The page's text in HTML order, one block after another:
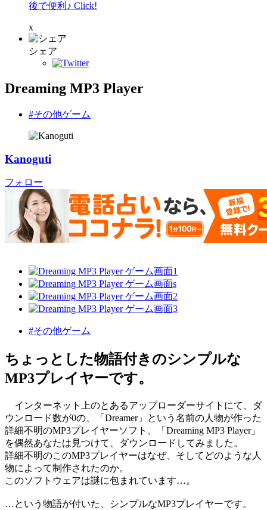
後で便利♪ Click!
x
シェア
Dreaming MP3 Player
#その他ゲーム
Kanoguti
フォロー
#その他ゲーム
ちょっとした物語付きのシンプルな
MP3プレイヤーです。
インターネット上のとあるアップローダーサイトにて、ダ
ウンロード数が0の、「Dreamer」という名前の人物が作った
詳細不明のMP3プレイヤーソフト、「Dreaming MP3 Player」
を偶然あなたは見つけて、ダウンロードしてみました。
詳細不明のこのMP3プレイヤーはなぜ、そしてどのような人
物によって制作されたのか。
このソフトウェアは謎に包まれています…。
…という物語が付いた、シンプルなMP3プレイヤーです。